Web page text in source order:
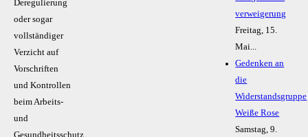
Deregulierung
oder sogar
vollständiger
Verzicht auf
Vorschriften
und Kontrollen
beim Arbeits-
und
Gesundheitsschutz.
verweigerung
Freitag, 15.
Mai...
Gedenken an
die
Widerstandsgruppe
Weiße Rose
Samstag, 9.